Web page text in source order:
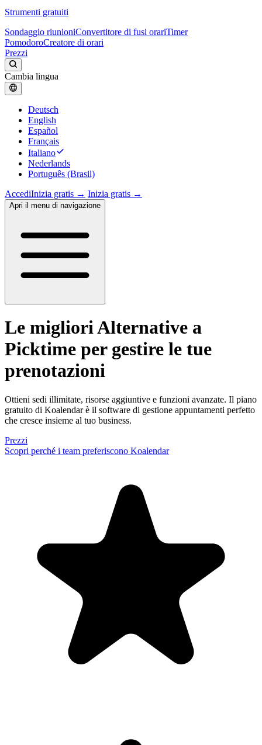
Strumenti gratuiti
Sondaggio riunioniConvertitore di fusi orariTimer
PomodoroCreatore di orari
Prezzi
Cambia lingua
Deutsch
English
Español
Français
Italiano
Nederlands
Português (Brasil)
AccediInizia gratis → Inizia gratis →
Apri il menu di navigazione
Le miglioriAlternative a
Picktime per gestire le tue
prenotazioni
Ottieni sedi illimitate, risorse aggiuntive e funzioni avanzate. Il piano
gratuito di Koalendar è il software di gestione appuntamenti perfetto
che cresce insieme al tuo business.
Prezzi
Scopri perché i team preferiscono Koalendar